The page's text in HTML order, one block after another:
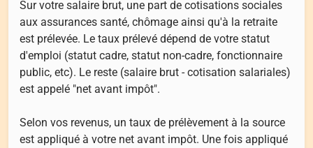
Sur votre salaire brut, une part de cotisations sociales
aux assurances santé, chômage ainsi qu'à la retraite
est prélevée. Le taux prélevé dépend de votre statut
d'emploi (statut cadre, statut non-cadre, fonctionnaire
public, etc). Le reste (salaire brut - cotisation salariales)
est appelé "net avant impôt".
Selon vos revenus, un taux de prélèvement à la source
est appliqué à votre net avant impôt. Une fois appliqué